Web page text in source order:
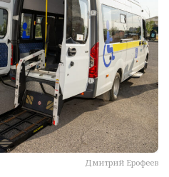
Дмитрий Ерофеев